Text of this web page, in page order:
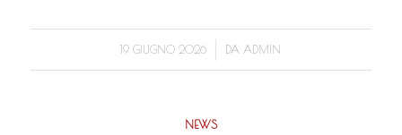
19 GIUGNO 2026
/ DA ADMIN
NEWS